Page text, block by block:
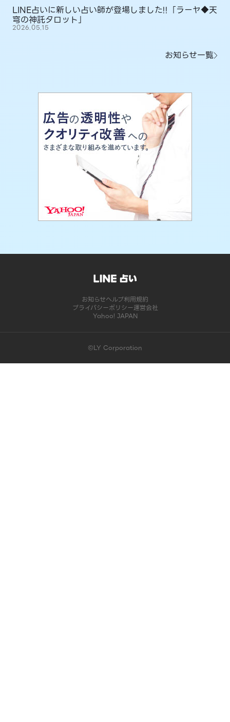
LINE占いに新しい占い師が登場しました!!「ラーヤ◆天
穹の神託タロット」
2026.05.15
お知らせ一覧
お知らせヘルプ利用規約
プライバシーポリシー運営会社
Yahoo! JAPAN
©LY Corporation
このコンテンツは掲載が終了しました | LINE占い